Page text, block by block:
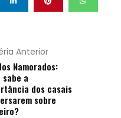
Anterior
Namorados:
sabe a
dos casais
sobre